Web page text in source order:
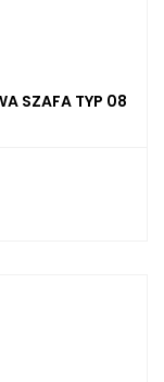
SZAFA TYP 08